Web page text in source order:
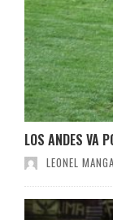
LOS ANDES VA
LEONEL